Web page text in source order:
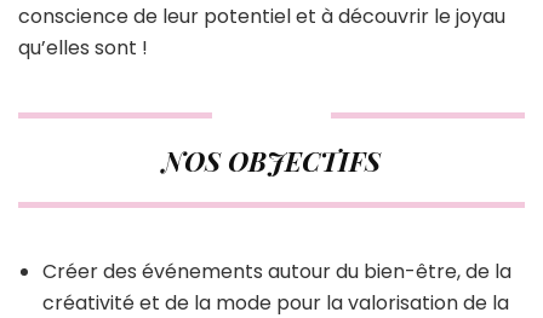
conscience de leur potentiel et à découvrir le joyau
qu’elles sont !
NOS OBJECTIFS
Créer des événements autour du bien-être, de la
créativité et de la mode pour la valorisation de la